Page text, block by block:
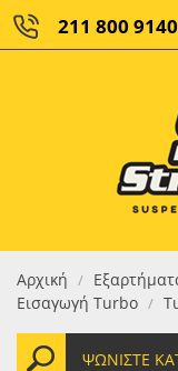
211 800 9140
Αρχική /
Εισαγωγή Turbo /
ΨΩΝΊΣΤΕ